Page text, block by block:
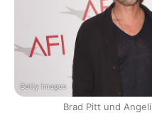
Getty Images
Brad Pitt und